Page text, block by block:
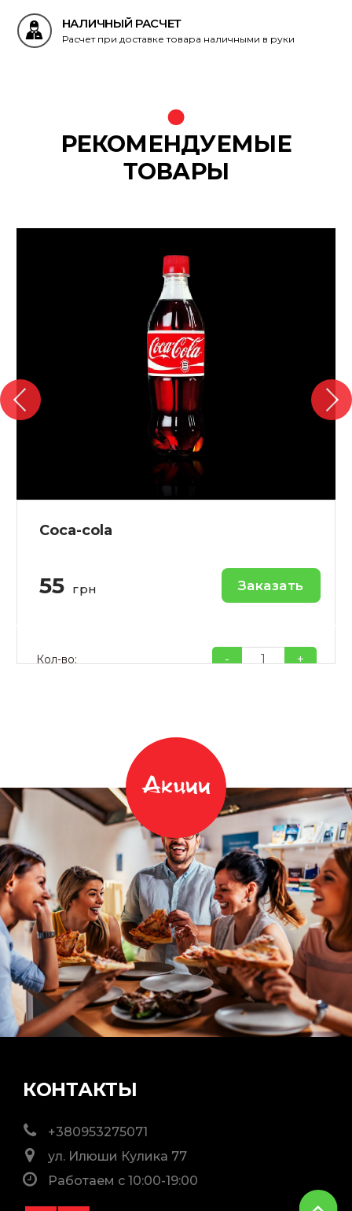
НАЛИЧНЫЙ РАСЧЕТ
Расчет при доставке товара наличными в руки
РЕКОМЕНДУЕМЫЕ
ТОВАРЫ
Coca-cola
55 грн Заказать
Кол-во: - +
Акции
КОНТАКТЫ
+380953275071
ул. Илюши Кулика 77
Работаем с 10:00-19:00